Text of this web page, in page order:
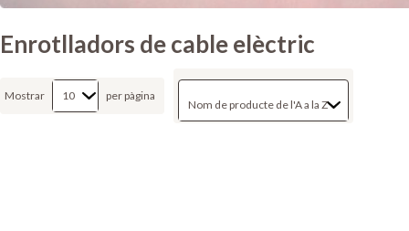
Enrotlladors de cable elèctric
Mostrar per pàgina